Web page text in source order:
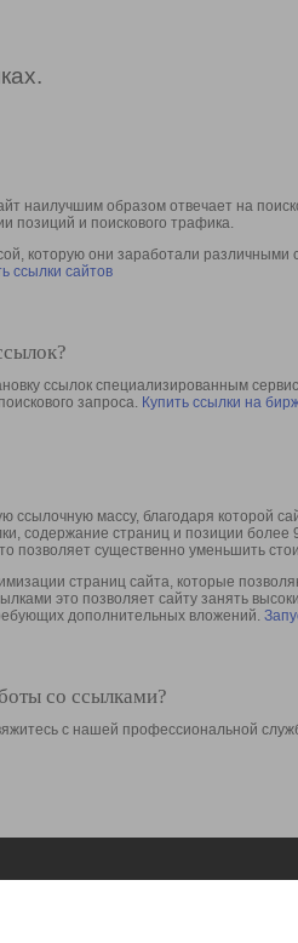
наилучшим образом отвечает на
позиций и поискового трафика.
которую они заработали различными
ссылки сайтов
ссылок специализированным
запроса. Купить ссылки на
ссылочную массу, благодаря
содержание страниц и позиции
позволяет существенно уменьшить
страниц сайта, которые
это позволяет сайту занять
дополнительных вложений.
со ссылками?
с нашей профессиональной